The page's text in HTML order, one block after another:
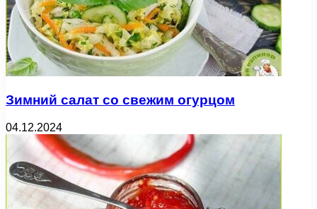
Зимний салат со свежим огурцом
04.12.2024